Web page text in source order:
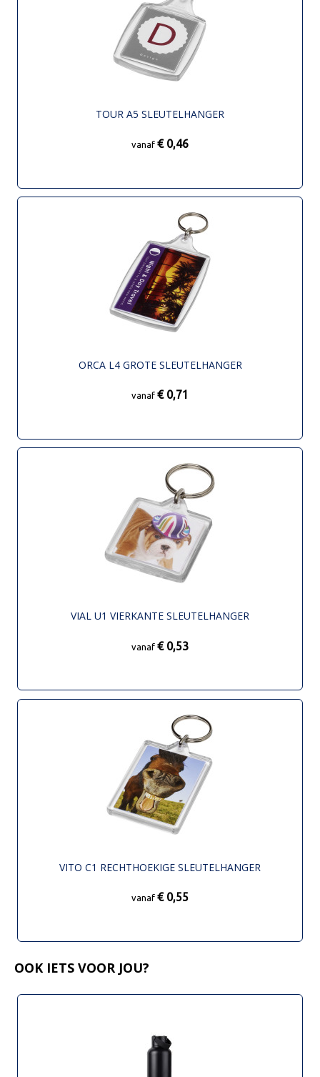
TOUR A5 SLEUTELHANGER
vanaf € 0,46
ORCA L4 GROTE SLEUTELHANGER
vanaf € 0,71
VIAL U1 VIERKANTE SLEUTELHANGER
vanaf € 0,53
VITO C1 RECHTHOEKIGE SLEUTELHANGER
vanaf € 0,55
OOK IETS VOOR JOU?